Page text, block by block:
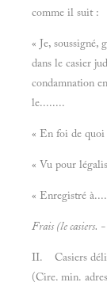
comme il suit :
« Je,
dans le casier
condamnation
le........
« En foi de
« Vu pour
« Enregistré
Frais (le casiers. -
II. Casiers
(Cire. min.